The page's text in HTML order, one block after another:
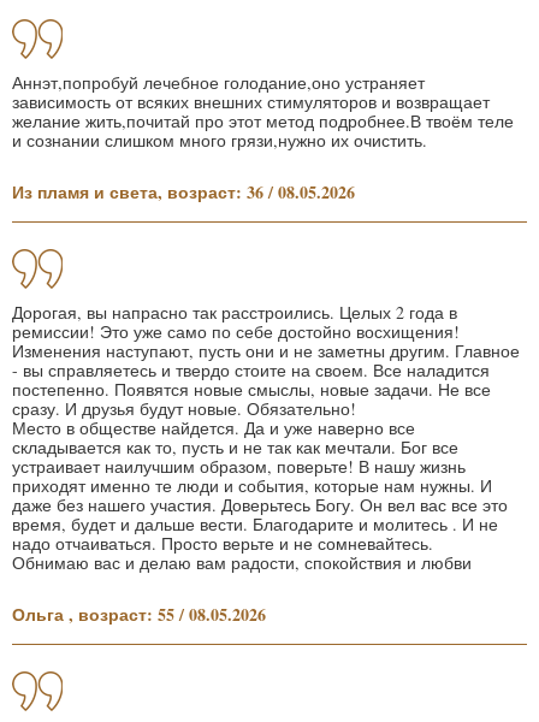
Аннэт,попробуй лечебное голодание,оно устраняет
зависимость от всяких внешних стимуляторов и возвращает
желание жить,почитай про этот метод подробнее.В твоём теле
и сознании слишком много грязи,нужно их очистить.
Из пламя и света, возраст: 36 / 08.05.2026
Дорогая, вы напрасно так расстроились. Целых 2 года в
ремиссии! Это уже само по себе достойно восхищения!
Изменения наступают, пусть они и не заметны другим. Главное
- вы справляетесь и твердо стоите на своем. Все наладится
постепенно. Появятся новые смыслы, новые задачи. Не все
сразу. И друзья будут новые. Обязательно!
Место в обществе найдется. Да и уже наверно все
складывается как то, пусть и не так как мечтали. Бог все
устраивает наилучшим образом, поверьте! В нашу жизнь
приходят именно те люди и события, которые нам нужны. И
даже без нашего участия. Доверьтесь Богу. Он вел вас все это
время, будет и дальше вести. Благодарите и молитесь . И не
надо отчаиваться. Просто верьте и не сомневайтесь.
Обнимаю вас и делаю вам радости, спокойствия и любви
Ольга , возраст: 55 / 08.05.2026